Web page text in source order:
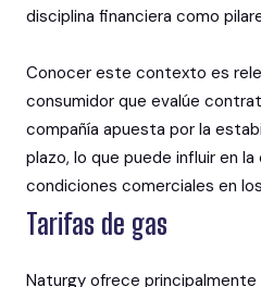
disciplina financiera como
Conocer este contexto es
consumidor que evalúe
compañía apuesta por la
plazo, lo que puede influir en
condiciones comerciales en
Tarifas de gas
Naturgy ofrece